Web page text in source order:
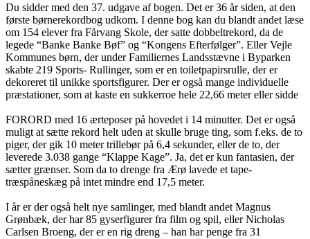
Du sidder med den 37. udgave af bogen. Det er 36 år siden, at den
første børnerekordbog udkom. I denne bog kan du blandt andet læse
om 154 elever fra Fårvang Skole, der satte dobbeltrekord, da de
legede “Banke Banke Bøf” og “Kongens Efterfølger”. Eller Vejle
Kommunes børn, der under Familiernes Landsstævne i Byparken
skabte 219 Sports- Rullinger, som er en toiletpapirsrulle, der er
dekoreret til unikke sportsfigurer. Der er også mange individuelle
præstationer, som at kaste en sukkerroe hele 22,66 meter eller sidde
FORORD med 16 ærteposer på hovedet i 14 minutter. Det er også
muligt at sætte rekord helt uden at skulle bruge ting, som f.eks. de to
piger, der gik 10 meter trillebør på 6,4 sekunder, eller de to, der
leverede 3.038 gange “Klappe Kage”. Ja, det er kun fantasien, der
sætter grænser. Som da to drenge fra Ærø lavede et tape-
træspåneskæg på intet mindre end 17,5 meter.
I år er der også helt nye samlinger, med blandt andet Magnus
Grønbæk, der har 85 gyserfigurer fra film og spil, eller Nicholas
Carlsen Broeng, der er en rig dreng – han har penge fra 31